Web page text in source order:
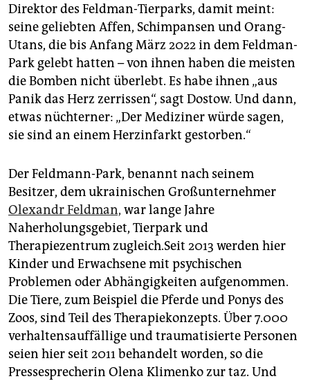
Direktor des Feldman-Tierparks, damit meint:
seine geliebten Affen, Schimpansen und Orang-
Utans, die bis Anfang März 2022 in dem Feldman-
Park gelebt hatten – von ihnen haben die meisten
die Bomben nicht überlebt. Es habe ihnen „aus
Panik das Herz zerrissen“, sagt Dostow. Und dann,
etwas nüchterner: „Der Mediziner würde sagen,
sie sind an einem Herzinfarkt gestorben.“
Der Feldmann-Park, benannt nach seinem
Besitzer, dem ukrainischen Großunternehmer
Olexandr Feldman, war lange Jahre
Naherholungsgebiet, Tierpark und
Therapiezentrum zugleich.Seit 2013 werden hier
Kinder und Erwachsene mit psychischen
Problemen oder Abhängigkeiten aufgenommen.
Die Tiere, zum Beispiel die Pferde und Ponys des
Zoos, sind Teil des Therapiekonzepts. Über 7.000
verhaltensauffällige und traumatisierte Personen
seien hier seit 2011 behandelt worden, so die
Pressesprecherin Olena Klimenko zur taz. Und